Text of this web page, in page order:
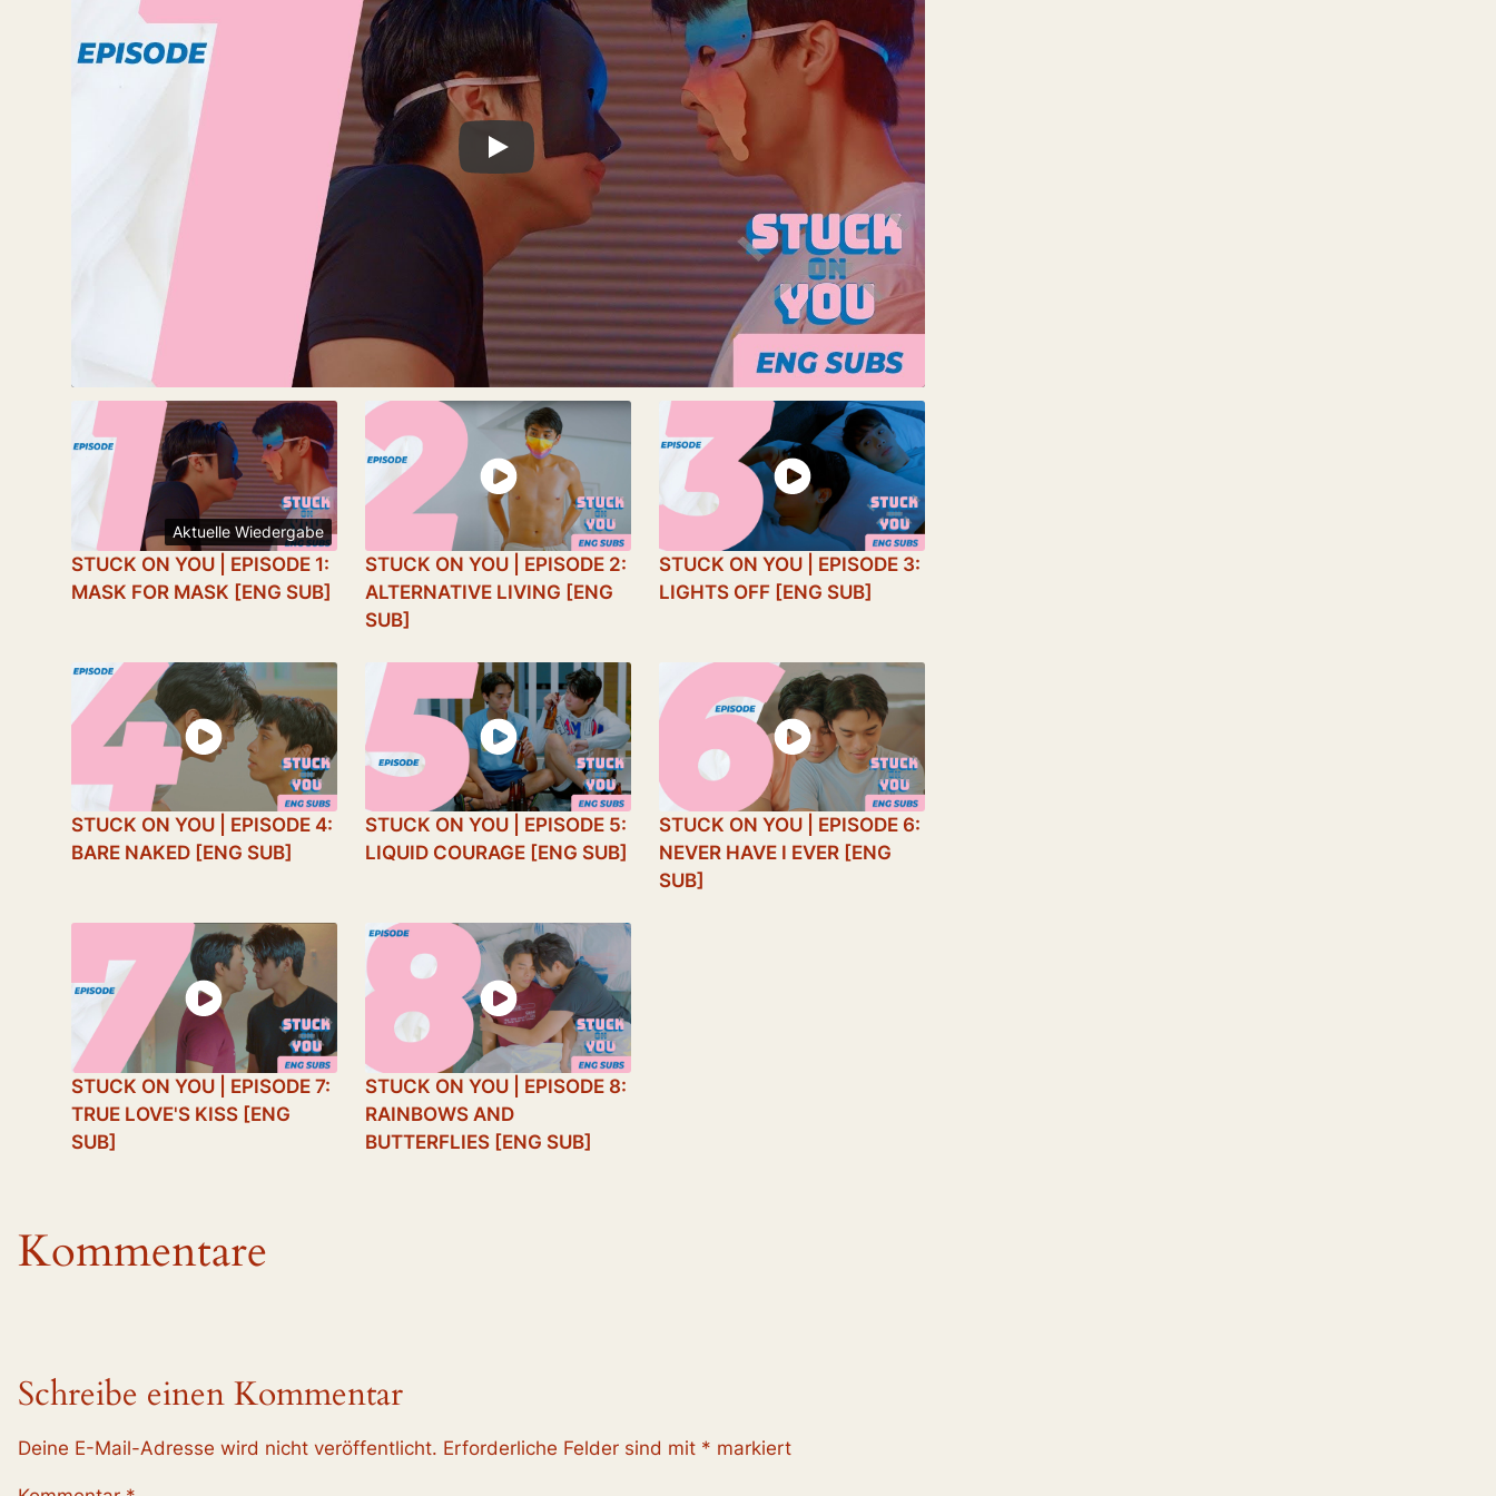
Aktuelle Wiedergabe
STUCK ON YOU | EPISODE 1:
MASK FOR MASK [ENG SUB]
STUCK ON YOU | EPISODE 2:
ALTERNATIVE LIVING [ENG
SUB]
STUCK ON YOU | EPISODE 3:
LIGHTS OFF [ENG SUB]
STUCK ON YOU | EPISODE 4:
BARE NAKED [ENG SUB]
STUCK ON YOU | EPISODE 5:
LIQUID COURAGE [ENG SUB]
STUCK ON YOU | EPISODE 6:
NEVER HAVE I EVER [ENG
SUB]
STUCK ON YOU | EPISODE 7:
TRUE LOVE'S KISS [ENG
SUB]
STUCK ON YOU | EPISODE 8:
RAINBOWS AND
BUTTERFLIES [ENG SUB]
Kommentare
Schreibe einen Kommentar
Deine E-Mail-Adresse wird nicht veröffentlicht. Erforderliche Felder sind mit * markiert